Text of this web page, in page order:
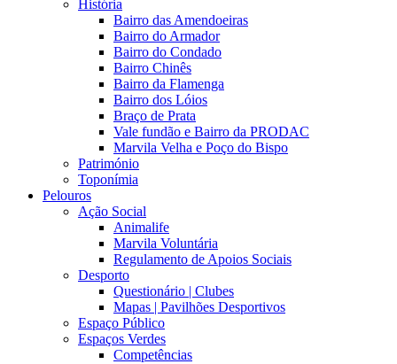
História
Bairro das Amendoeiras
Bairro do Armador
Bairro do Condado
Bairro Chinês
Bairro da Flamenga
Bairro dos Lóios
Braço de Prata
Vale fundão e Bairro da PRODAC
Marvila Velha e Poço do Bispo
Património
Toponímia
Pelouros
Ação Social
Animalife
Marvila Voluntária
Regulamento de Apoios Sociais
Desporto
Questionário | Clubes
Mapas | Pavilhões Desportivos
Espaço Público
Espaços Verdes
Competências